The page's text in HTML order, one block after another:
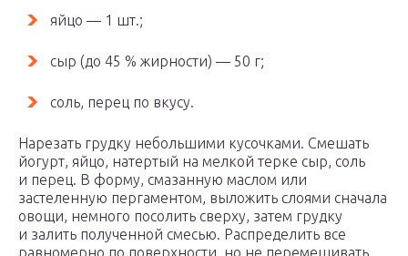
яйцо — 1 шт.;
сыр (до 45 % жирности) — 50 г;
соль, перец по вкусу.
Нарезать грудку небольшими кусочками. Смешать
йогурт, яйцо, натертый на мелкой терке сыр, соль
и перец. В форму, смазанную маслом или
застеленную пергаментом, выложить слоями сначала
овощи, немного посолить сверху, затем грудку
и залить полученной смесью. Распределить все
равномерно по поверхности, но не перемешивать